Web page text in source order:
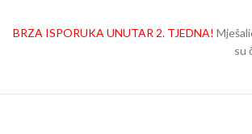
BRZA ISPORUKA UNUTAR 2. TJEDNA!
su